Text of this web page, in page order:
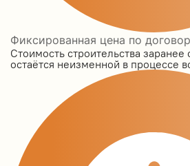
Фиксированная цена по
Стоимость строительства заранее
остаётся неизменной в процессе